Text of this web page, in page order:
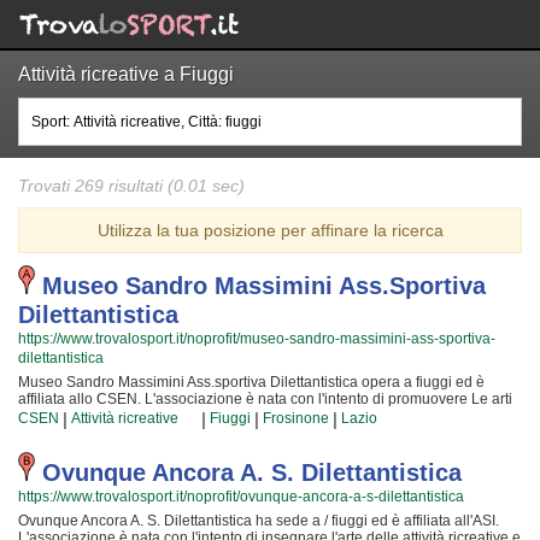
Attività ricreative a Fiuggi
Trovati 269 risultati (0.01 sec)
Utilizza la tua posizione per affinare la ricerca
Museo Sandro Massimini Ass.sportiva
Dilettantistica
https://www.trovalosport.it/noprofit/museo-sandro-massimini-ass-sportiva-
dilettantistica
Museo Sandro Massimini Ass.sportiva Dilettantistica opera a fiuggi ed è
affiliata allo CSEN. L'associazione è nata con l'intento di promuovere Le arti
marziali organizzando corsi per bambini, ragazzi e adulti. Se desiderate che
vostro figlio o vostra figlia impari la disciplina, il rispetto e la concentrazione,
Le arti marziali è sicuramente lo sport giusto. I loro maestri di arti marziali
seguiranno i vostri figli passo per passo, ma restando sempre nell'ottica di
sviluppare i talenti e le capacità personali di ciascun atleta. Museo Sandro
Massimini Ass.sportiva Dilettantistica da sempre accoglie i bambini e i
ragazzi di fiuggi, in un ambiente serio e sano, in cui i vostri figli troveranno
sicuramente uno sfogo e uno svago e tanti nuovi amici. Gli allenamenti si
CSEN | Attività ricreative | Fiuggi | Frosinone | Lazio
Ovunque Ancora A. S. Dilettantistica
https://www.trovalosport.it/noprofit/ovunque-ancora-a-s-dilettantistica
Ovunque Ancora A. S. Dilettantistica ha sede a / fiuggi ed è affiliata all'ASI.